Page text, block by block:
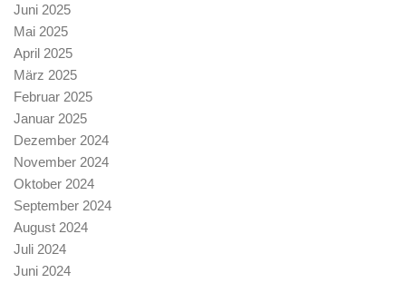
Juni 2025
Mai 2025
April 2025
März 2025
Februar 2025
Januar 2025
Dezember 2024
November 2024
Oktober 2024
September 2024
August 2024
Juli 2024
Juni 2024